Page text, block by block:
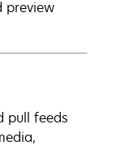
preview
pull feeds